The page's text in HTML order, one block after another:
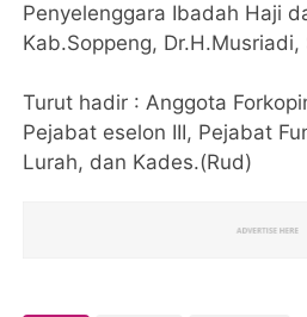
Penyelenggara Ibadah Haji
Kab.Soppeng, Dr.H.Musriadi,
Turut hadir : Anggota
Pejabat eselon III, Pejabat
Lurah, dan Kades.(Rud)